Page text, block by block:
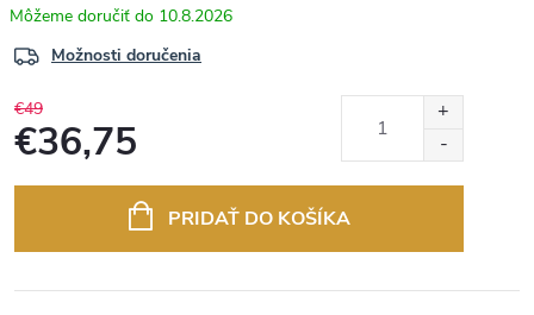
10.8.2026
Možnosti doručenia
€49
€36,75
PRIDAŤ DO KOŠÍKA